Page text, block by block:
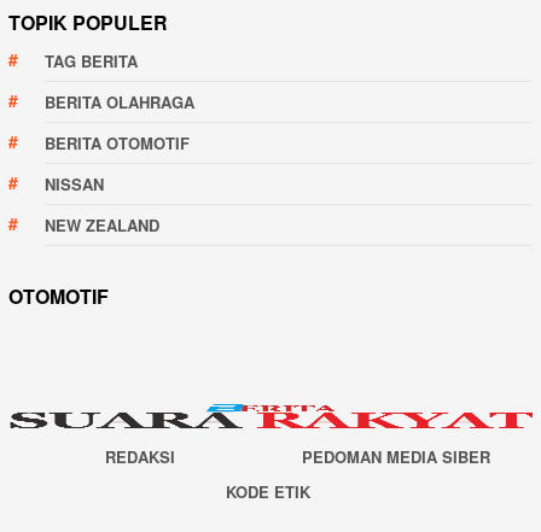
TOPIK POPULER
TAG BERITA
BERITA OLAHRAGA
BERITA OTOMOTIF
NISSAN
NEW ZEALAND
OTOMOTIF
REDAKSI
PEDOMAN MEDIA SIBER
KODE ETIK